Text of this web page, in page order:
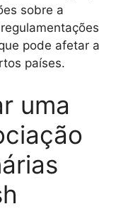
sobre a
pode afetar a
países.
uma